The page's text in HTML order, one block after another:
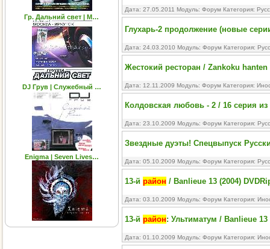
Гр. Дальний свет | М…
DJ Грув | Служебный …
Enigma | Seven Lives…
Дата: 27.05.2011 Модуль: Форум Категория:
Глухарь-2 продолжение (новые
Дата: 24.03.2010 Модуль: Форум Категория:
Жестокий ресторан / Zankoku hanten
Дата: 12.11.2009 Модуль: Форум Категория:
Колдовская любовь - 2 / 16 серия из
Дата: 23.10.2009 Модуль: Форум Категория:
Звездные дуэты! Спецвыпуск
Дата: 05.10.2009 Модуль: Форум Категория:
13-й район / Banlieue 13 (2004)
Дата: 03.10.2009 Модуль: Форум Категория:
13-й район: Ультиматум / Banlieue
Дата: 01.10.2009 Модуль: Форум Категория: